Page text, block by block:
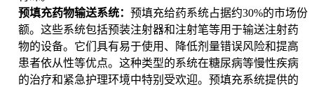
预填充药物输送系统： 预填充给药系统占据约30%的市场份
额。这些系统包括预装注射器和注射笔等用于输送注射药
物的设备。它们具有易于使用、降低剂量错误风险和提高
患者依从性等优点。这种类型的系统在糖尿病等慢性疾病
的治疗和紧急护理环境中特别受欢迎。预填充系统提供的